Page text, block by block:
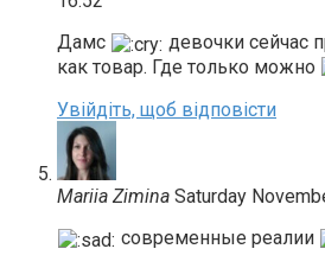
Дамс
девочки сейчас
как товар. Где только можно
Увійдіть, щоб відповісти
Mariia Zimina Saturday
современные реалии